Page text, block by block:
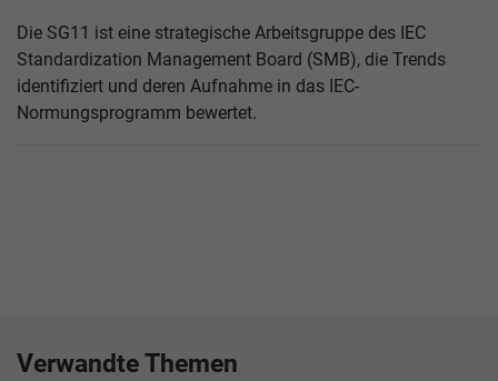
Die SG11 ist eine strategische Arbeitsgruppe des IEC
Standardization Management Board (SMB), die Trends
identifiziert und deren Aufnahme in das IEC-
Normungsprogramm bewertet.
Verwandte Themen